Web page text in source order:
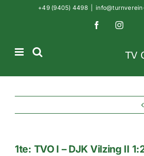
+49 (9405) 4498
Facebook
1te: TVO I – DJK Vilzing II